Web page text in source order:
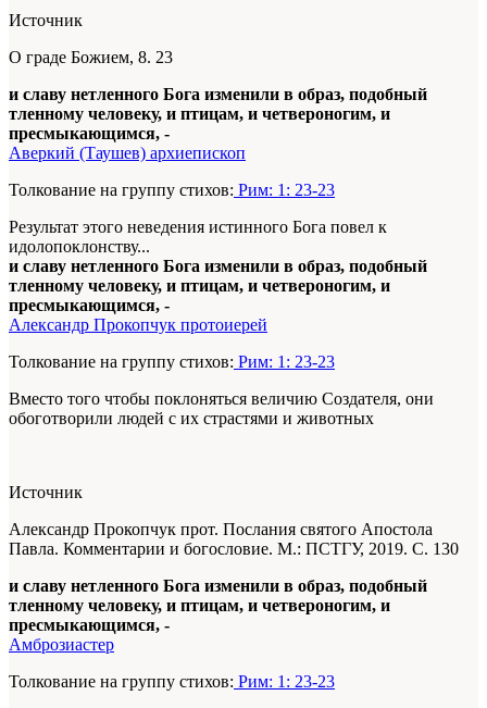
Источник
О граде Божием, 8. 23
и славу нетленного Бога изменили в образ, подобный
тленному человеку, и птицам, и четвероногим, и
пресмыкающимся, -
Аверкий (Таушев) архиепископ
Толкование на группу стихов: Рим: 1: 23-23
Результат этого неведения истинного Бога повел к
идолопоклонству...
и славу нетленного Бога изменили в образ, подобный
тленному человеку, и птицам, и четвероногим, и
пресмыкающимся, -
Александр Прокопчук протоиерей
Толкование на группу стихов: Рим: 1: 23-23
Вместо того чтобы поклоняться величию Создателя, они
обоготворили людей с их страстями и животных
Источник
Александр Прокопчук прот. Послания святого Апостола
Павла. Комментарии и богословие. М.: ПСТГУ, 2019. С. 130
и славу нетленного Бога изменили в образ, подобный
тленному человеку, и птицам, и четвероногим, и
пресмыкающимся, -
Амброзиастер
Толкование на группу стихов: Рим: 1: 23-23